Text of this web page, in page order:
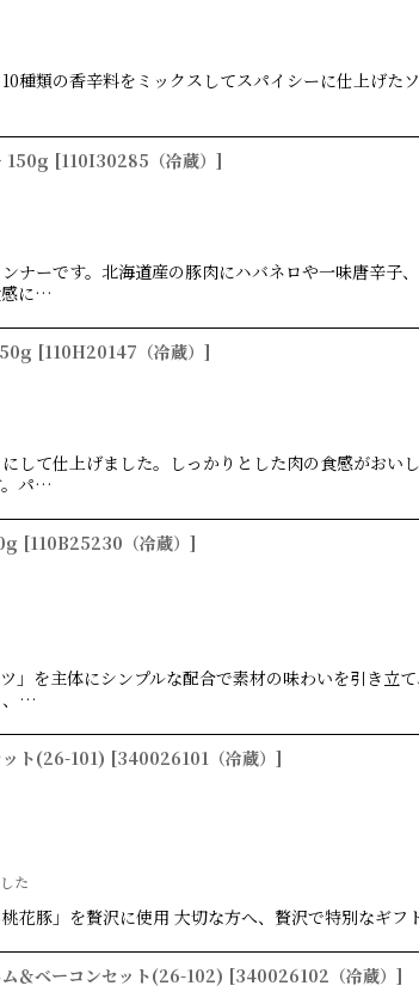
種類の香辛料をミックスしてスパイシーに仕上げ
150g [110I30285（冷蔵） ]
ナーです。北海道産の豚肉にハバネロや一味唐辛
感に…
[110H20147（冷蔵） ]
して仕上げました。しっかりとした肉の食感がお
。パ…
[110B25230（冷蔵） ]
」を主体にシンプルな配合で素材の味わいを引き
、…
ット(26-101) [340026101（冷蔵） ]
た
花豚」を贅沢に使用 大切な方へ、贅沢で特別なギ
ム＆ベーコンセット(26-102) [340026102（冷蔵） ]